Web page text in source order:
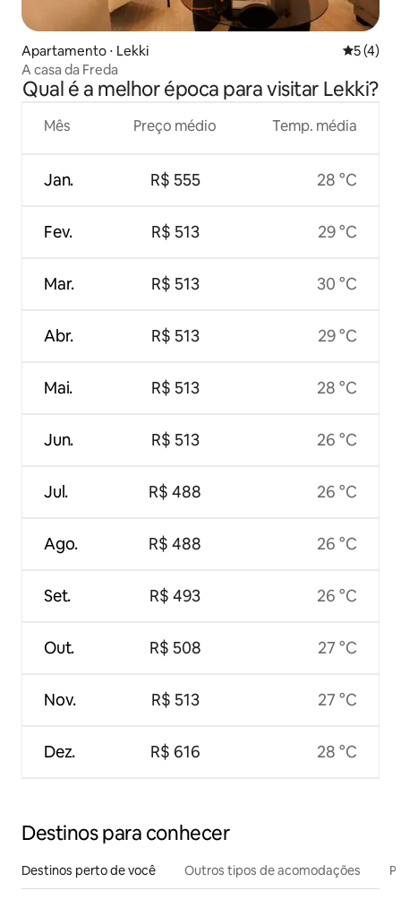
Apartamento ⋅ Lekki 5 de
5 (4)
A casa da Freda
Qual é a melhor época para visitar Lekki?
Mês
Jan.
Fev.
Mar.
Abr.
Mai.
Jun.
Jul.
Ago.
Set.
Out.
Nov.
Dez.
Preço médio
R$ 555
R$ 513
R$ 513
R$ 513
R$ 513
R$ 513
R$ 488
R$ 488
R$ 493
R$ 508
R$ 513
R$ 616
Temp. média
28 °C
29 °C
30 °C
29 °C
28 °C
26 °C
26 °C
26 °C
26 °C
27 °C
27 °C
28 °C
Destinos para conhecer
Destinos perto de você Outros tipos de acomodações